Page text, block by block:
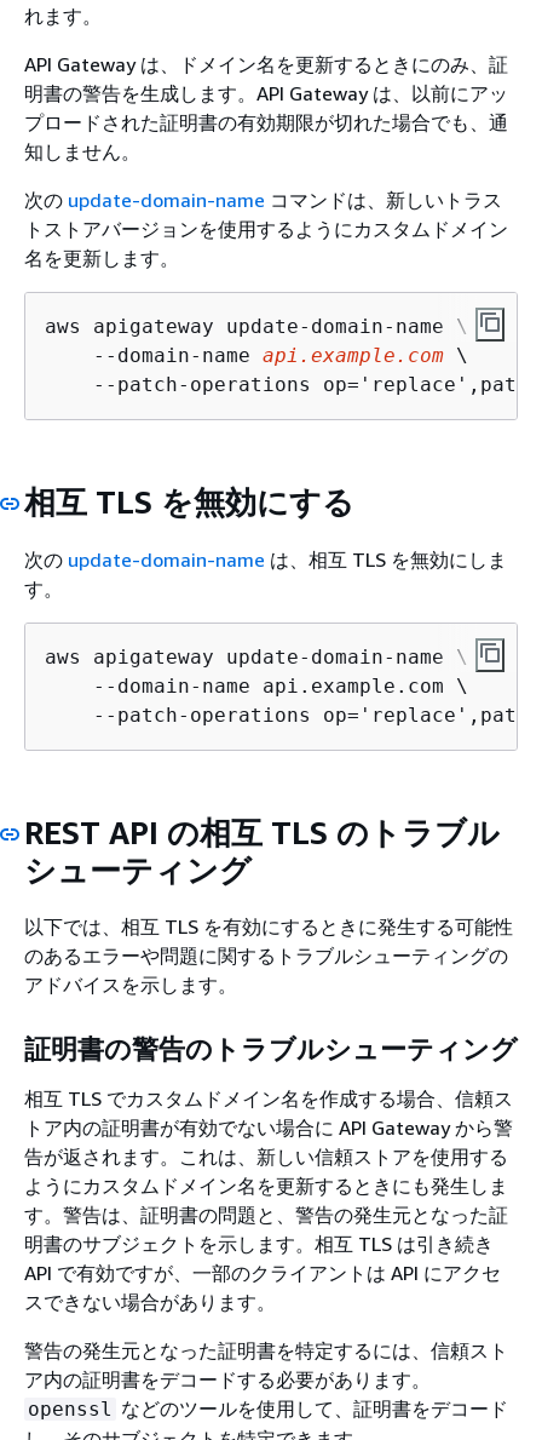
れます。
API Gateway は、ドメイン名を更新するときにのみ、証
明書の警告を生成します。API Gateway は、以前にアッ
プロードされた証明書の有効期限が切れた場合でも、通
知しません。
次の update-domain-name コマンドは、新しいトラス
トストアバージョンを使用するようにカスタムドメイン
名を更新します。
aws apigateway update-domain-name \
    --domain-name
api.example.com \
--patch-operations
相互 TLS を無効にする
次の update-domain-name は、相互 TLS を無効にしま
す。
aws apigateway update-domain-name \
    --domain-name api.example.com \
--patch-operations
REST API の相互 TLS のトラブル
シューティング
以下では、相互 TLS を有効にするときに発生する可能性
のあるエラーや問題に関するトラブルシューティングの
アドバイスを示します。
証明書の警告のトラブルシューティング
相互 TLS でカスタムドメイン名を作成する場合、信頼ス
トア内の証明書が有効でない場合に API Gateway から警
告が返されます。これは、新しい信頼ストアを使用する
ようにカスタムドメイン名を更新するときにも発生しま
す。警告は、証明書の問題と、警告の発生元となった証
明書のサブジェクトを示します。相互 TLS は引き続き
API で有効ですが、一部のクライアントは API にアクセ
スできない場合があります。
警告の発生元となった証明書を特定するには、信頼スト
ア内の証明書をデコードする必要があります。
openssl などのツールを使用して、証明書をデコード